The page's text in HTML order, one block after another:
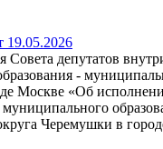
19.05.2026
депутатов
-
Москве «Об
муниципального
Черемушки в